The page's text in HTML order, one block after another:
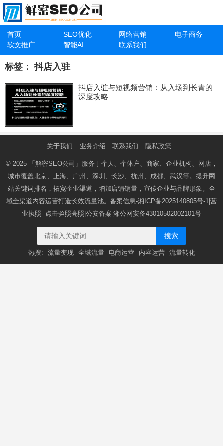
首页 SEO优化 网络营销
电子商务
软文推广
智能AI 联系我们
标签：抖店入驻
抖店入驻与短视频营销：从入场到长青的
深度攻略
关于我们 业务介绍 联系我们 隐私政策
© 2025 「解密SEO公司」 服务于个人、个体户、商家、企业机构、网店，
城市覆盖北京、上海、广州、深圳、长沙、杭州、成都、武汉等。提升网
站关键词排名，拓宽企业渠道，增加店铺销量，宣传企业与品牌形象。全
域全渠道内容运营打造长效流量池。备案信息-湘ICP备2025140805号-1 |营
业执照- 点击验照亮照 |公安备案-湘公网安备43010502002101号
搜索
热搜: 流量变现 全域流量 电商运营 内容运营 流量转化